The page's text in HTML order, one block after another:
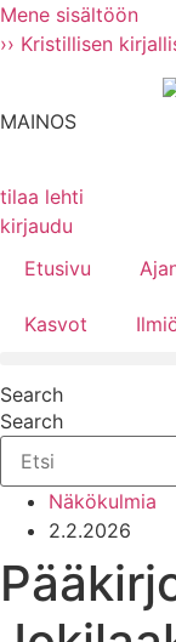
Mene sisältöön
›› Kristillisen
MAINOS
tilaa lehti
kirjaudu
Etusivu
Kasvot
Search
Search
Näkökulmia
2.2.2026